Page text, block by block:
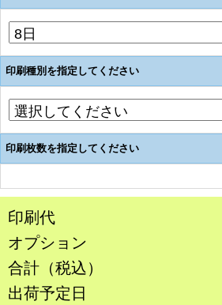
印刷種別を指定してください
印刷枚数を指定してください
印刷代
オプション
合計（税込）
出荷予定日